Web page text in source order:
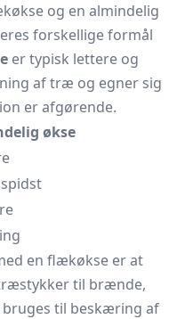
og en almindelig
forskellige formål
er typisk lettere og
af træ og egner sig
er afgørende.
økse
en flækøkse er at
til brænde,
bruges til beskæring af